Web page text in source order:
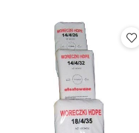
(rosnąco).